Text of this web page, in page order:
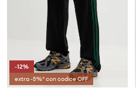
-12%
extra -5%* con codice OFF